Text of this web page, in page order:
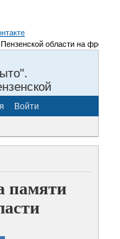
области на фронты
Войти
памяти